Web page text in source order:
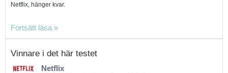
Netflix, hänger kvar.
Netflix finns i att tillgå i tre olika prisklasser; med det billigaste
upplösning är möjligt, och med det dyraste abonnemanget kan fyra
enheter använda samma konto samtidig och innehållet kan streamas i
Vinnare i det här testet
Netflix